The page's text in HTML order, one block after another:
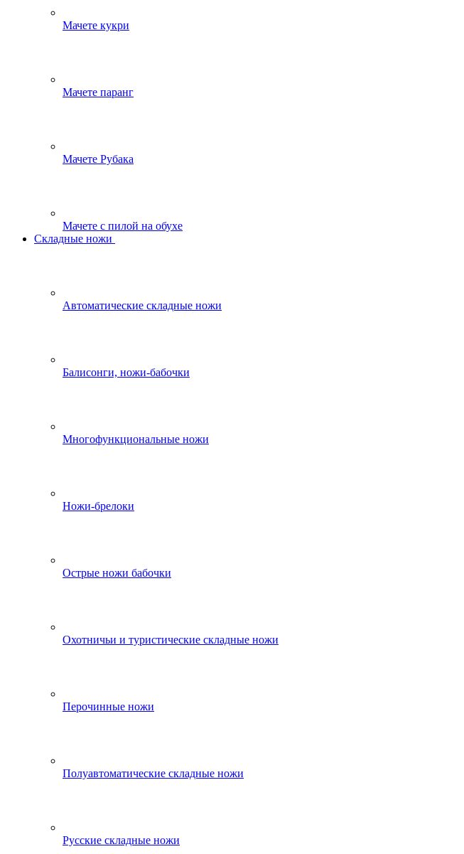
Мачете кукри
Мачете паранг
Мачете Рубака
Мачете с пилой на обухе
Складные ножи
Автоматические складные ножи
Балисонги, ножи-бабочки
Многофункциональные ножи
Ножи-брелоки
Острые ножи бабочки
Охотничьи и туристические складные ножи
Перочинные ножи
Полуавтоматические складные ножи
Русские складные ножи